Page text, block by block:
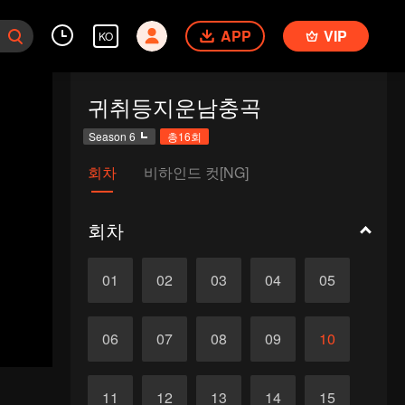
KO APP VIP
귀취등지운남충곡
Season 6 총16회
회차 비하인드 컷[NG]
회차
01 02 03 04 05
06 07 08 09 10
11 12 13 14 15